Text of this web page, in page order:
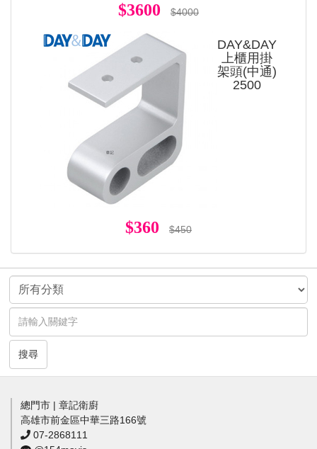
$3600 $4000
DAY&DAY
上櫃用掛
架頭(中通)
2500
$360 $450
搜尋
總門市 | 章記衛廚
高雄市前金區中華三路166號
07-2868111